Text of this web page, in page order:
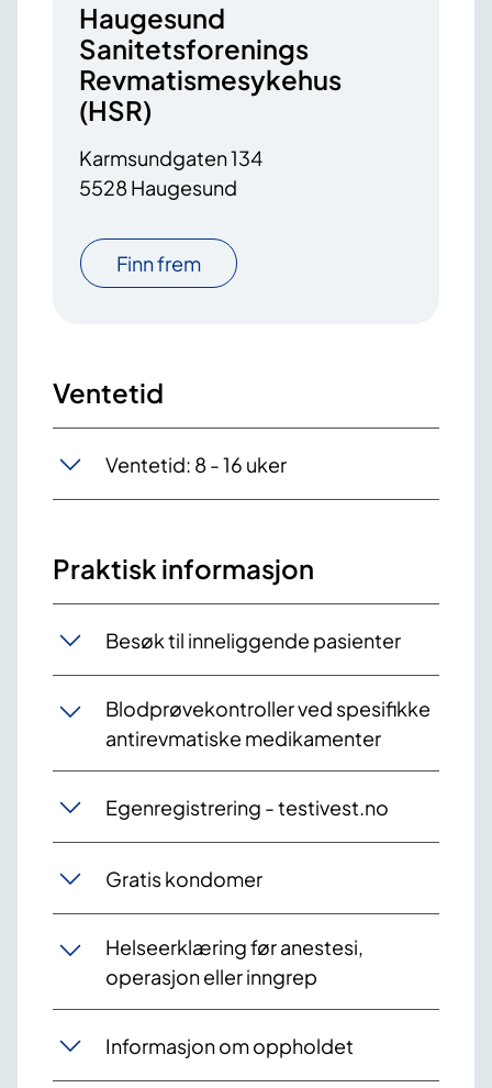
Haugesund
Sanitetsforenings
Revmatismesykehus
(HSR)
Karmsundgaten 134
5528 Haugesund
Finn frem
Ventetid
Ventetid: 8 - 16 uker
Praktisk informasjon
Besøk til inneliggende pasienter
Blodprøvekontroller ved spesifikke
antirevmatiske medikamenter
Egenregistrering - testivest.no
Gratis kondomer
Helseerklæring før anestesi,
operasjon eller inngrep
Informasjon om oppholdet